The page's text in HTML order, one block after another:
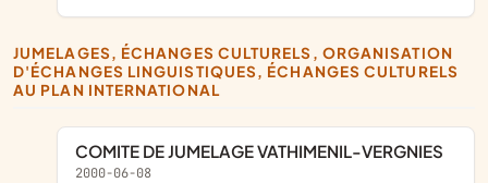
JUMELAGES, ÉCHANGES CULTURELS, ORGANISATION
D'ÉCHANGES LINGUISTIQUES, ÉCHANGES CULTURELS
AU PLAN INTERNATIONAL
COMITE DE JUMELAGE VATHIMENIL-VERGNIES
2000-06-08